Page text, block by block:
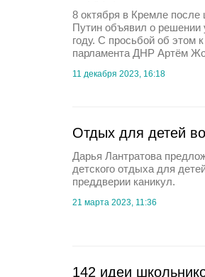
8 октября в Кремле
Путин объявил о решении
году. С просьбой об этом
парламента ДНР Артём
11 декабря 2023, 16:18
Отдых для детей
Дарья Лантратова
детского отдыха для
преддверии каникул.
21 марта 2023, 11:36
142 идеи